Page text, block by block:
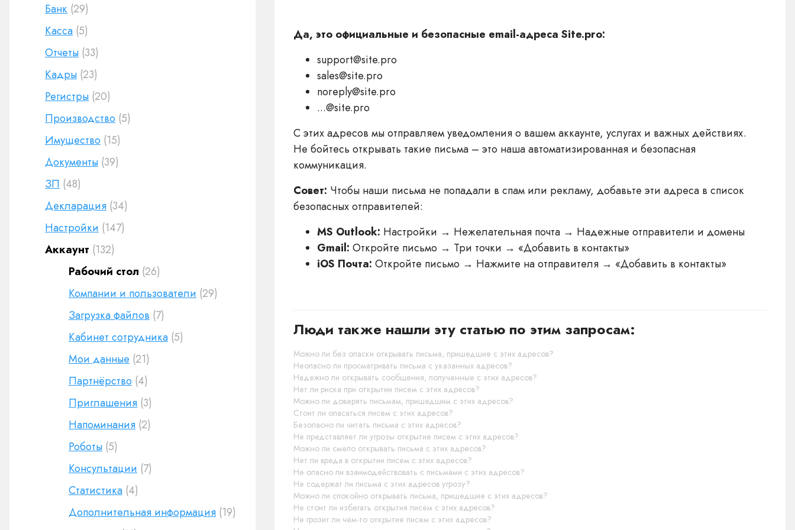
Банк (29)
Касса (5)
Отчеты (33)
Кадры (23)
Регистры (20)
Производство (5)
Имущество (15)
Документы (39)
ЗП (48)
Декларация (34)
Настройки (147)
Аккаунт (132)
Рабочий стол (26)
Компании и пользователи (29)
Загрузка файлов (7)
Кабинет сотрудника (5)
Мои данные (21)
Партнёрство (4)
Приглашения (3)
Напоминания (2)
Роботы (5)
Консультации (7)
Статистика (4)
Дополнительная информация (19)
Да, это официальные и безопасные email-адреса Site.pro:
support@site.pro
sales@site.pro
noreply@site.pro
...@site.pro
С этих адресов мы отправляем уведомления о вашем аккаунте, услугах и важных действиях.
Не бойтесь открывать такие письма – это наша автоматизированная и безопасная
коммуникация.
Совет: Чтобы наши письма не попадали в спам или рекламу, добавьте эти адреса в список
безопасных отправителей:
MS Outlook: Настройки → Нежелательная почта → Надежные отправители и домены
Gmail: Откройте письмо → Три точки → «Добавить в контакты»
iOS Почта: Откройте письмо → Нажмите на отправителя → «Добавить в контакты»
Люди также нашли эту статью по этим запросам:
Можно ли без опаски открывать письма, пришедшие с этих адресов?
Неопасно ли просматривать письма с указанных адресов?
Надежно ли открывать сообщения, полученные с этих адресов?
Нет ли риска при открытии писем с этих адресов?
Можно ли доверять письмам, пришедшим с этих адресов?
Стоит ли опасаться писем с этих адресов?
Безопасно ли читать письма с этих адресов?
Не представляет ли угрозы открытие писем с этих адресов?
Можно ли смело открывать письма с этих адресов?
Нет ли вреда в открытии писем с этих адресов?
Не опасно ли взаимодействовать с письмами с этих адресов?
Не содержат ли письма с этих адресов угрозу?
Можно ли спокойно открывать письма, пришедшие с этих адресов?
Не стоит ли избегать открытия писем с этих адресов?
Не грозит ли чем-то открытие писем с этих адресов?